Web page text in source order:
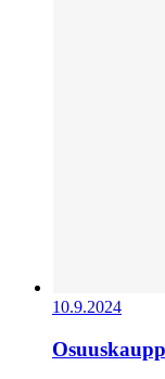
10.9.2024